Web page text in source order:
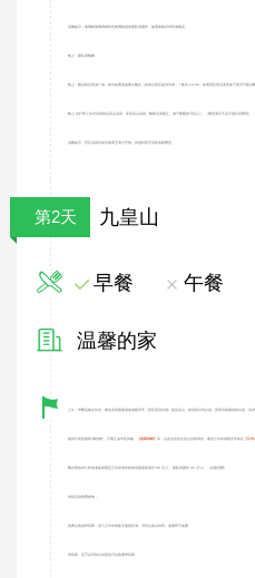
温馨提示：玻璃桥玻璃滑梯彩色玻璃栈道有团队优惠价，如需体验详询导游购买。
晚上：团队用晚餐
晚上：随后移步西羌广场，参与免费羌族篝火晚会（具体以景区提供为准，一般为 19:00，如遇景区情况变更或下雨天气取消
晚上 自行带上泳衣泳裤前往高山温泉，享受高山温泉，解除全身疲乏，做个暖暖的“汤达人”。（赠送项目不去不退任何费用）
温馨提示：景区温泉目前仅每周五周六开放，其他时间无温泉体验赠送。
第2天 九皇山
早餐 午餐
温馨的家
上午：早餐后集合出发，乘坐羌情园索道或者观光车（景区安排为准）抵达后山，然后经尔玛古道，用青石板砌成的古道，沿
族具代表性建筑“碉堡楼”，可看江油市区风貌， 【羌家神树】 等，边走边欣赏九皇山自然风光，乘坐云中农场观光车前往 【云中
餐自理各种小吃或者提前预定云中农场丰收刨汤宴散客原价 60 元/人，团队优惠价 45 元/人。（自愿消费）
特色活动免费参加：
免费山兔兔带回家：进入云中农场徒手逮猎区域，寻找山兔山鸡等，逮着即可免费
带回家，还可以寻找山鸡蛋也可以免费带回家。